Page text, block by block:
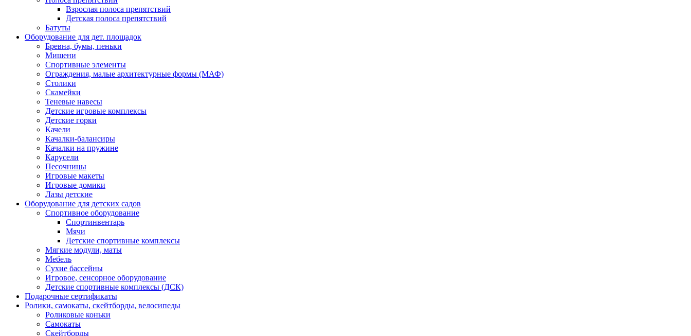
Взрослая полоса препятствий
Детская полоса препятствий
Батуты
Оборудование для дет. площадок
Бревна, бумы, пеньки
Мишени
Спортивные элементы
Ограждения, малые архитектурные формы (МАФ)
Столики
Скамейки
Теневые навесы
Детские игровые комплексы
Детские горки
Качели
Качалки-балансиры
Качалки на пружине
Карусели
Песочницы
Игровые макеты
Игровые домики
Лазы детские
Оборудование для детских садов
Спортивное оборудование
Спортинвентарь
Мячи
Детские спортивные комплексы
Мягкие модули, маты
Мебель
Сухие бассейны
Игровое, сенсорное оборудование
Детские спортивные комплексы (ДСК)
Подарочные сертификаты
Ролики, самокаты, скейтборды, велосипеды
Роликовые коньки
Самокаты
Скейтборды